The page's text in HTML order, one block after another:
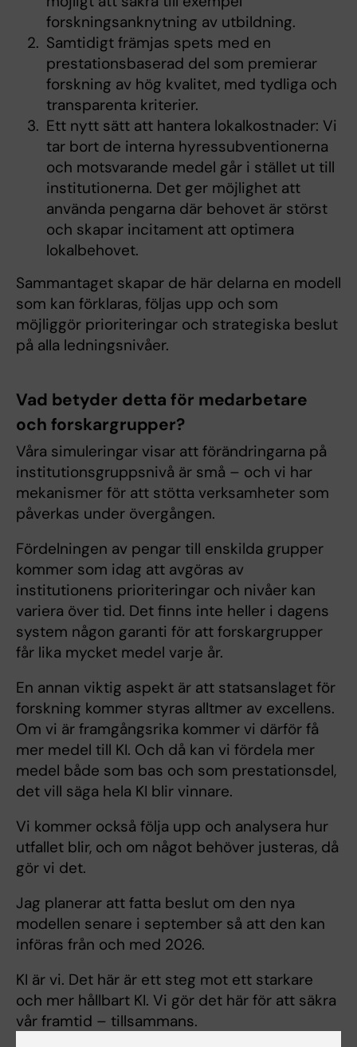
forskningsanknytning av utbildning.
Samtidigt främjas spets med en
prestationsbaserad del som premierar
forskning av hög kvalitet, med tydliga och
transparenta kriterier.
Ett nytt sätt att hantera lokalkostnader: Vi
tar bort de interna hyressubventionerna
och motsvarande medel går i stället ut till
institutionerna. Det ger möjlighet att
använda pengarna där behovet är störst
och skapar incitament att optimera
lokalbehovet.
Sammantaget skapar de här delarna en modell
som kan förklaras, följas upp och som
möjliggör prioriteringar och strategiska beslut
på alla ledningsnivåer.
Vad betyder detta för medarbetare
och forskargrupper?
Våra simuleringar visar att förändringarna på
institutionsgruppsnivå är små – och vi har
mekanismer för att stötta verksamheter som
påverkas under övergången.
Fördelningen av pengar till enskilda grupper
kommer som idag att avgöras av
institutionens prioriteringar och nivåer kan
variera över tid. Det finns inte heller i dagens
system någon garanti för att forskargrupper
får lika mycket medel varje år.
En annan viktig aspekt är att statsanslaget för
forskning kommer styras alltmer av excellens.
Om vi är framgångsrika kommer vi därför få
mer medel till KI. Och då kan vi fördela mer
medel både som bas och som prestationsdel,
det vill säga hela KI blir vinnare.
Vi kommer också följa upp och analysera hur
utfallet blir, och om något behöver justeras, då
gör vi det.
Jag planerar att fatta beslut om den nya
modellen senare i september så att den kan
införas från och med 2026.
KI är vi. Det här är ett steg mot ett starkare
och mer hållbart KI. Vi gör det här för att säkra
vår framtid – tillsammans.